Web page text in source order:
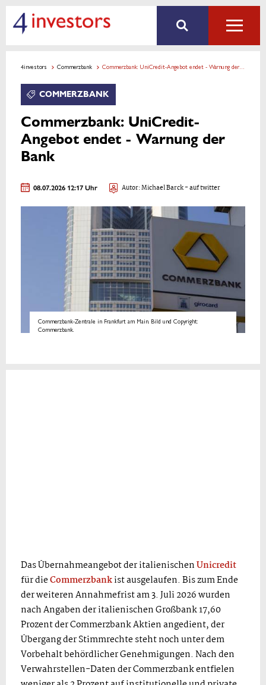
4investors Commerzbank Commerzbank: UniCredit-Angebot endet - Warnung der Bank
COMMERZBANK
Commerzbank: UniCredit-
Angebot endet - Warnung der
Bank
08.07.2026 12:17 Uhr Autor:Michael Barck- auf twitter
Commerzbank-Zentrale in Frankfurt am Main. Bild und Copyright:
Commerzbank.
Das Übernahmeangebot der italienischenUnicredit
für dieCommerzbankist ausgelaufen. Bis zum Ende
der weiteren Annahmefrist am 3. Juli 2026 wurden
nach Angaben der italienischen Großbank 17,60
Prozent der Commerzbank Aktien angedient, der
Übergang der Stimmrechte steht noch unter dem
Vorbehalt behördlicher Genehmigungen. Nach den
Verwahrstellen-Daten der Commerzbank entfielen